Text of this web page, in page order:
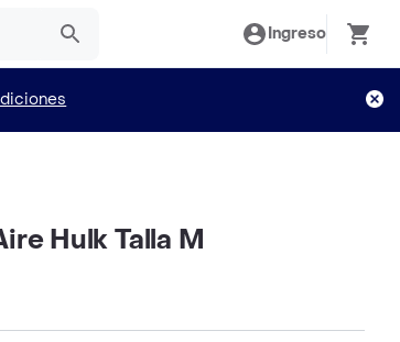
Ingreso
Hulk Talla M